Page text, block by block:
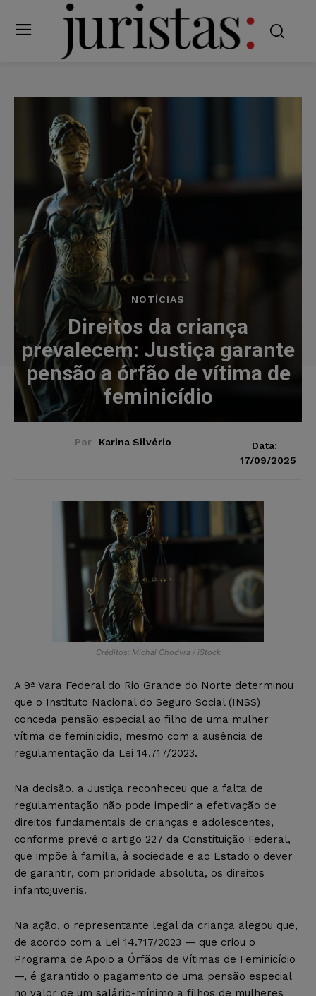
NOTÍCIAS
Direitos da criança
prevalecem: Justiça garante
pensão a órfão de vítima de
feminicídio
Por Karina Silvério
Data:
17/09/2025
Créditos: Michał Chodyra / iStock
A 9ª Vara Federal do Rio Grande do Norte determinou
que o Instituto Nacional do Seguro Social (INSS)
conceda pensão especial ao filho de uma mulher
vítima de feminicídio, mesmo com a ausência de
regulamentação da Lei 14.717/2023.
Na decisão, a Justiça reconheceu que a falta de
regulamentação não pode impedir a efetivação de
direitos fundamentais de crianças e adolescentes,
conforme prevê o artigo 227 da Constituição Federal,
que impõe à família, à sociedade e ao Estado o dever
de garantir, com prioridade absoluta, os direitos
infantojuvenis.
Na ação, o representante legal da criança alegou que,
de acordo com a Lei 14.717/2023 — que criou o
Programa de Apoio a Órfãos de Vítimas de Feminicídio
—, é garantido o pagamento de uma pensão especial
no valor de um salário-mínimo a filhos de mulheres